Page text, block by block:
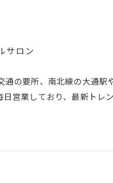
サロン
の要所、南北線の大通駅
営業しており、最新トレ